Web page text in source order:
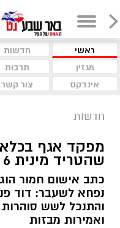
ראשי חדשות
מגזין
תרבות
אינדקס
צור קשר
חדשות
מפקד אגף
שהטריד מינית 6 סוהרות במשך שנים
כתב אישום חמור
נפחא לשעבר: דוד
והתנכל לשש סוהרות
ואמירות מבזות